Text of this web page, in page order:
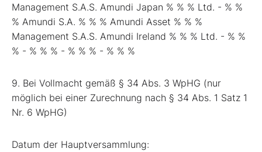
Management S.A.S. Amundi Japan % % % Ltd. - % %
% Amundi S.A. % % % Amundi Asset % % %
Management S.A.S. Amundi Ireland % % % Ltd. - % %
% - % % % - % % % - % % %
9. Bei Vollmacht gemäß § 34 Abs. 3 WpHG (nur
möglich bei einer Zurechnung nach § 34 Abs. 1 Satz 1
Nr. 6 WpHG)
Datum der Hauptversammlung: